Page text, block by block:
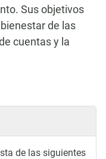
Sus objetivos
de las
cuentas y la
de las siguientes